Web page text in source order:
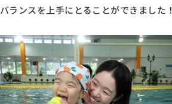
バランスを上手にとることができました！